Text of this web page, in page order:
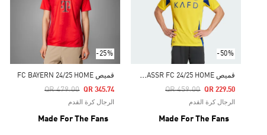
-50%
ق
ميص ALNASSR FC 24/25 HOME
Price Reduced From
QR 459.00
To QR 229.50
الرجال كرة القدم
Made For The Fans
-25%
قميص FC BAYERN 24/25 HOME
Price Reduced From
QR 479.00
To QR 345.74
الرجال كرة القدم
Made For The Fans